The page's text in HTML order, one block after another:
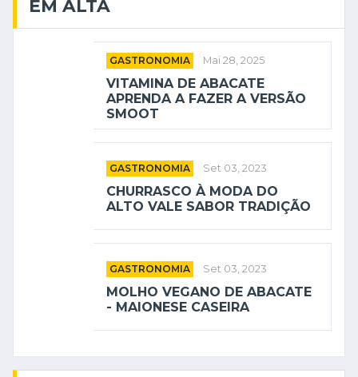
EM ALTA
GASTRONOMIA Mai 28, 2025
VITAMINA DE ABACATE
APRENDA A FAZER A VERSÃO
SMOOT
GASTRONOMIA Set 03, 2023
CHURRASCO À MODA DO
ALTO VALE SABOR TRADIÇÃO
GASTRONOMIA Set 03, 2023
MOLHO VEGANO DE ABACATE
- MAIONESE CASEIRA